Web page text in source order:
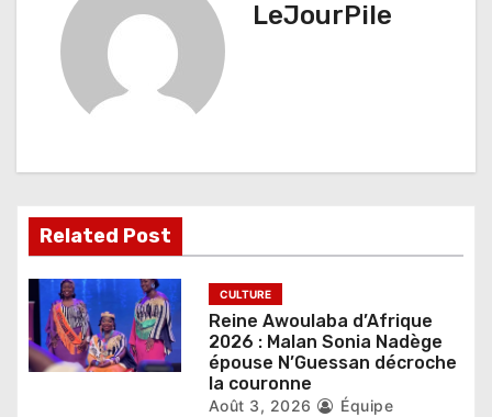
e
l
’
a
r
t
LeJourPile
Related Post
CULTURE
Reine Awoulaba d’Afrique
2026 : Malan Sonia Nadège
épouse N’Guessan décroche
la couronne
Août 3, 2026
Équipe